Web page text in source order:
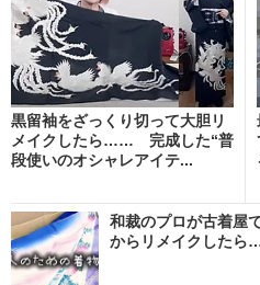
黒留袖をざっくり切って大胆リ
メイクしたら…… 完成した“普
段使いのオシャレアイテ...
和裁のプロが古着屋
からリメイクした